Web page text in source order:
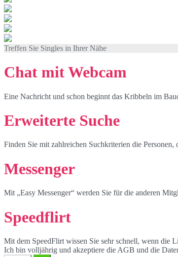
Treffen Sie Singles in Ihrer Nähe
Chat mit Webcam
Eine Nachricht und schon beginnt das Kribbeln im
Erweiterte Suche
Finden Sie mit zahlreichen Suchkriterien die
Messenger
Mit „Easy Messenger“ werden Sie für die anderen
Speedflirt
Mit dem SpeedFlirt wissen Sie sehr schnell, wenn die
Ich bin volljährig und akzeptiere die AGB und die